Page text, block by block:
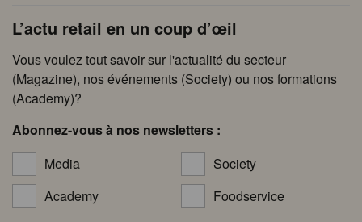
L’actu retail en un coup d’œil
Vous voulez tout savoir sur l'actualité du secteur
(Magazine), nos événements (Society) ou nos formations
(Academy)?
Abonnez-vous à nos newsletters :
Media
Society
Academy
Foodservice